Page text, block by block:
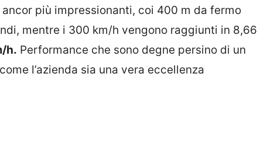
più impressionanti, coi 400 m da fermo
mentre i 300 km/h vengono raggiunti in 8,66
h. Performance che sono degne persino di un
l’azienda sia una vera eccellenza